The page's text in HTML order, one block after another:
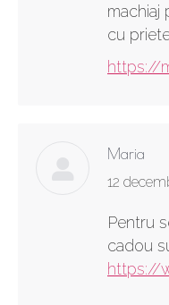
machiaj
cu
https://
Maria
says:
12
Pentru
cadou
https://